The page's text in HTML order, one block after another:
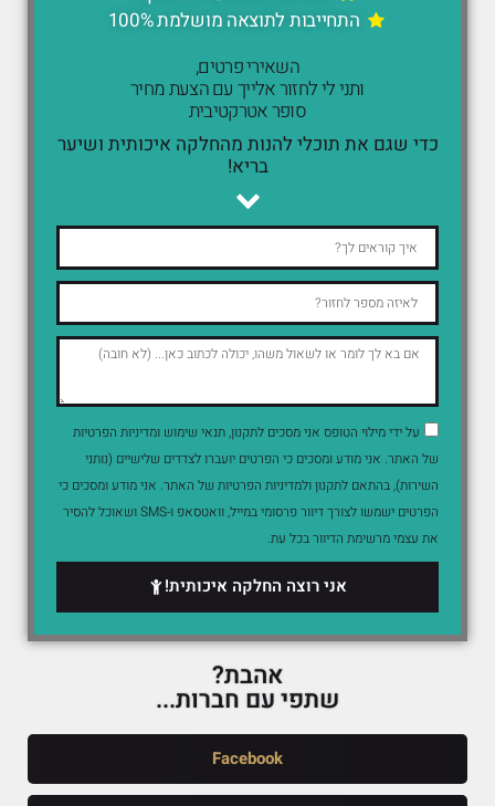
התחייבות לתוצאה מושלמת 100%
השאירי פרטים,
ותני לי לחזור אלייך עם הצעת מחיר
סופר אטרקטיבית
כדי שגם את תוכלי להנות מהחלקה איכותית ושיער
בריא!
על ידי מילוי הטופס אני מסכים לתקנון, תנאי שימוש ומדיניות הפרטיות
של האתר. אני מודע ומסכים כי הפרטים יועברו לצדדים שלישיים (נותני
השירות), בהתאם לתקנון ולמדיניות הפרטיות של האתר. אני מודע ומסכים כי
הפרטים ישמשו לצורך דיוור פרסומי במייל, וואטסאפ ו-SMS ושאוכל להסיר
את עצמי מרשימת הדיוור בכל עת.
אני רוצה החלקה איכותית!
אהבת?
שתפי עם חברות...
Facebook